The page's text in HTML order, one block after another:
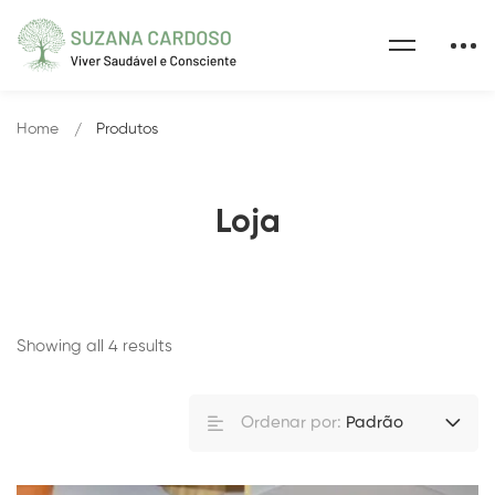
Loja
Home Produtos
Showing all 4 results
Ordenar por: Padrão